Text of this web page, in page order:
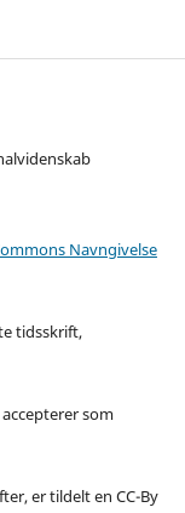
Navngivelse
tidsskrift,
som
er tildelt en CC-By